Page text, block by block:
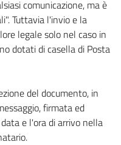
comunicazione, ma è
Tuttavia l'invio e la
legale solo nel caso in
dotati di casella di Posta
del documento, in
firmata ed
e l'ora di arrivo nella